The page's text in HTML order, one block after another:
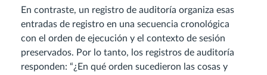
En contraste, un registro de auditoría organiza esas
entradas de registro en una secuencia cronológica
con el orden de ejecución y el contexto de sesión
preservados. Por lo tanto, los registros de auditoría
responden: “¿En qué orden sucedieron las cosas y